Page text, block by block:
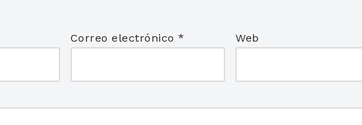
Correo electrónico* Web